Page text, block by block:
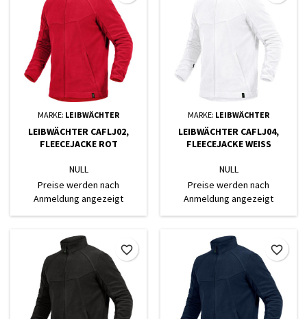
MARKE: LEIBWÄCHTER
LEIBWÄCHTER CAFLJ02,
FLEECEJACKE ROT
NULL
Preise werden nach
Anmeldung angezeigt
MARKE: LEIBWÄCHTER
LEIBWÄCHTER CAFLJ04,
FLEECEJACKE WEISS
NULL
Preise werden nach
Anmeldung angezeigt
favorite_border favorite_border